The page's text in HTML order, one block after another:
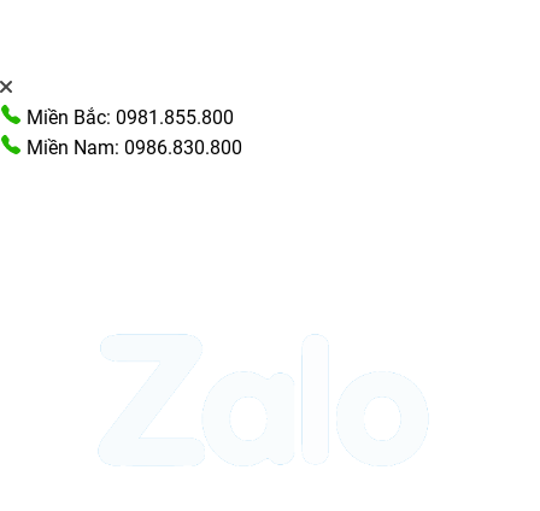
Miền Bắc: 0981.855.800
Miền Nam: 0986.830.800